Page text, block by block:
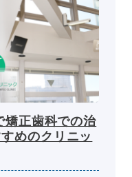
矯正歯科での治
めのクリニッ